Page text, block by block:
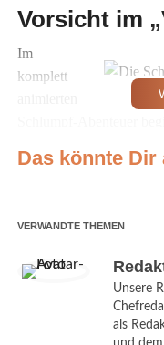
Vorsicht im
Im
komplett
Clumsy auf eine
wird zur reinsten
Und an deren Ende
des größten
Das könnte Dir
VERWANDTE THEMEN
Unsere
als